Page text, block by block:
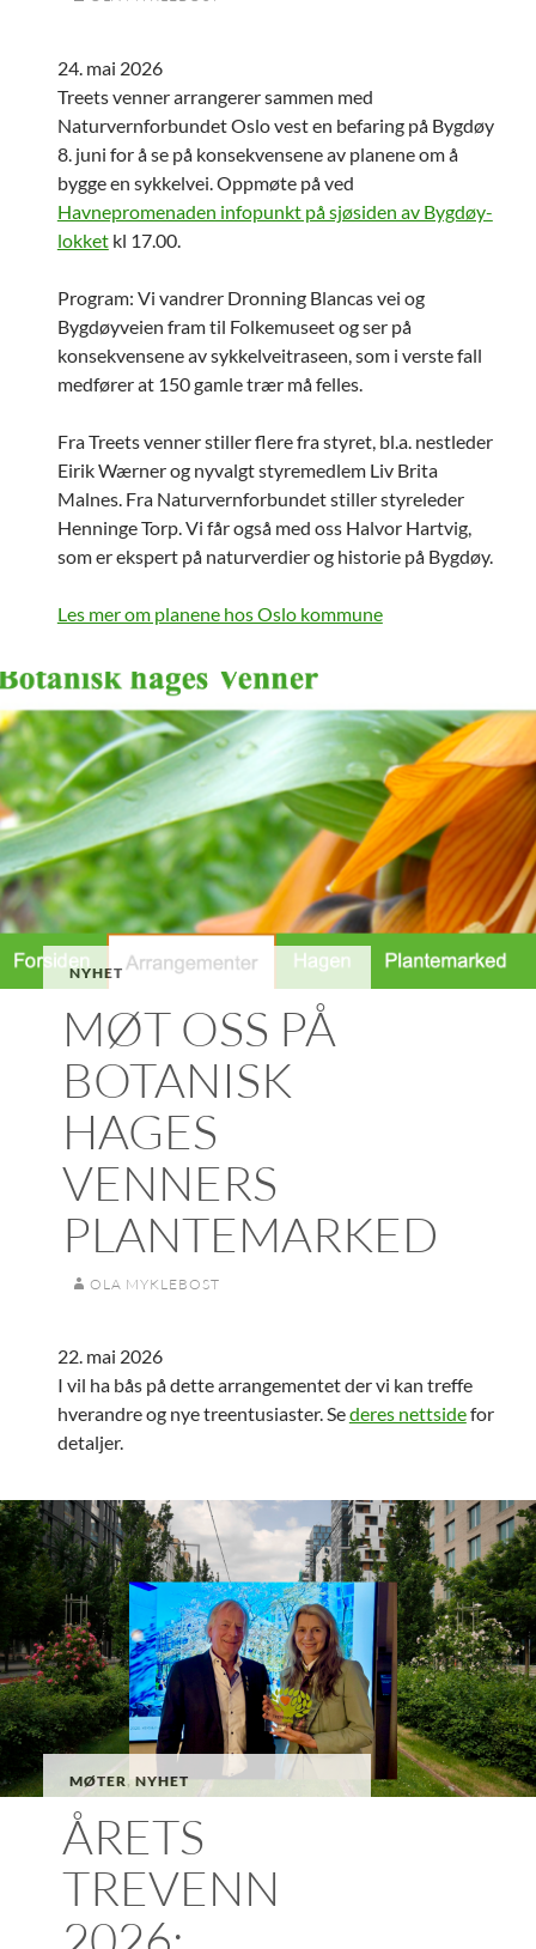
24. mai 2026
Treets venner arrangerer sammen med
Naturvernforbundet Oslo vest en befaring på Bygdøy
8. juni for å se på konsekvensene av planene om å
bygge en sykkelvei. Oppmøte på ved
Havnepromenaden infopunkt på sjøsiden av Bygdøy-
lokketkl 17.00.
Program: Vi vandrer Dronning Blancas vei og
Bygdøyveien fram til Folkemuseet og ser på
konsekvensene av sykkelveitraseen, som i verste fall
medfører at 150 gamle trær må felles.
Fra Treets venner stiller flere fra styret, bl.a. nestleder
Eirik Wærner og nyvalgt styremedlem Liv Brita
Malnes. Fra Naturvernforbundet stiller styreleder
Henninge Torp. Vi får også med oss Halvor Hartvig,
som er ekspert på naturverdier og historie på Bygdøy.
Les mer om planene hos Oslo kommune
NYHET
MØT OSS PÅ
BOTANISK
HAGES
VENNERS
PLANTEMARKED
OLA MYKLEBOST
22. mai 2026
I vil ha bås på dette arrangementet der vi kan treffe
hverandre og nye treentusiaster. Sederes nettsidefor
detaljer.
MØTER , NYHET
ÅRETS
TREVENN